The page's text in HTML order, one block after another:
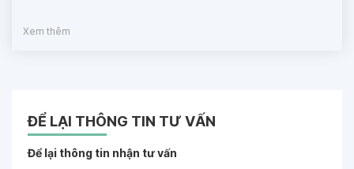
Xem thêm
ĐỂ LẠI THÔNG TIN TƯ VẤN
Để lại thông tin nhận tư vấn